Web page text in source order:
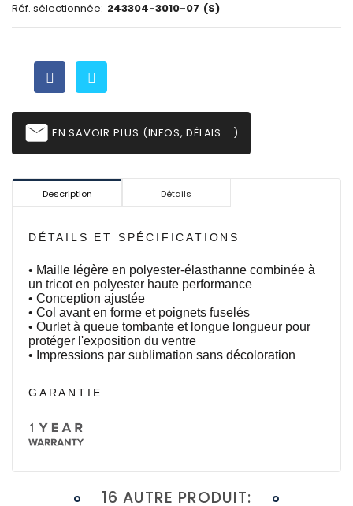
Réf. sélectionnée: 243304-3010-07 (S)
email EN SAVOIR PLUS (INFOS, DÉLAIS ...)
Description Détails
DÉTAILS ET SPÉCIFICATIONS
• Maille légère en polyester-élasthanne combinée à
un tricot en polyester haute performance
• Conception ajustée
• Col avant en forme et poignets fuselés
• Ourlet à queue tombante et longue longueur pour
protéger l'exposition du ventre
• Impressions par sublimation sans décoloration
GARANTIE
16 AUTRE PRODUIT: